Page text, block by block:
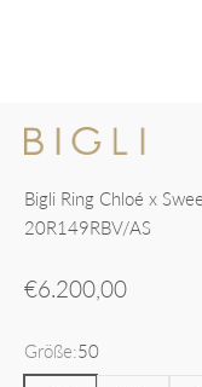
Bigli Ring Chloé x
20R149RBV/AS
Angebot
€6.200,00
Größe:50